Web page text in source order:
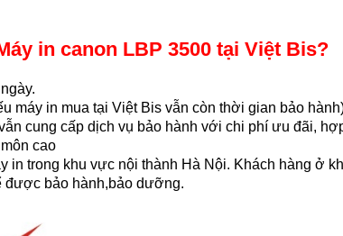
in canon LBP 3500tại Việt Bis?
máy in mua tại Việt Bis vẫn còn thời gian bảo
cung cấp dịch vụ bảo hành với chi phí ưu đãi,
cao
in trong khu vực nội thành Hà Nội. Khách hàng ở
được bảo hành,bảo dưỡng.